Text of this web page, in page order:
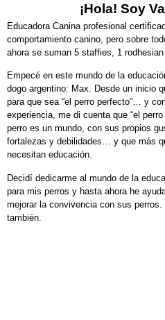
¡Hola! Soy
Educadora Canina profesional
comportamiento canino, pero sobre
ahora se suman 5 staffies, 1 rodhesian
Empecé en este mundo de la
dogo argentino: Max. Desde un inicio
para que sea “el perro perfecto”… y
experiencia, me di cuenta que “el
perro es un mundo, con sus propios
fortalezas y debilidades… y que más
necesitan educación.
Decidí dedicarme al mundo de la
para mis perros y hasta ahora he
mejorar la convivencia con sus
también.